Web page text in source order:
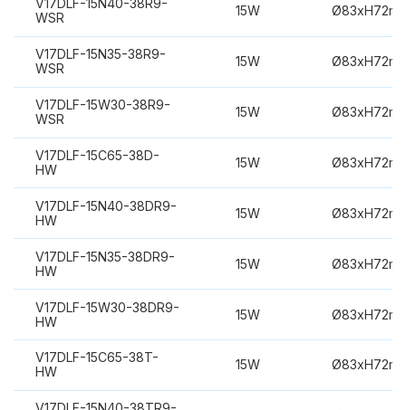
V17DLF-15N40-38R9-
WSR
15W
V17DLF-15N35-38R9-
WSR
15W
V17DLF-15W30-38R9-
WSR
15W
V17DLF-15C65-38D-
HW
15W
V17DLF-15N40-38DR9-
HW
15W
V17DLF-15N35-38DR9-
HW
15W
V17DLF-15W30-38DR9-
HW
15W
V17DLF-15C65-38T-
HW
15W